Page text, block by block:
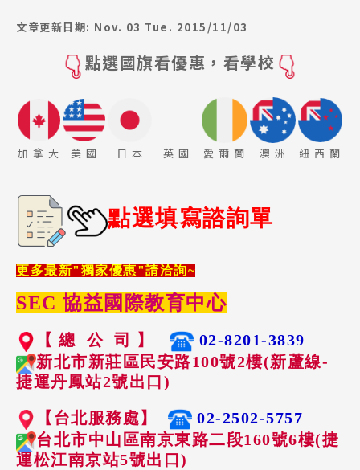
文章更新日期: Nov. 03 Tue. 2015/11/03
點選國旗看優惠，看學校
加 拿 大 美 國 日 本 英 國 愛 爾 蘭 澳 洲 紐 西 蘭
點選填寫諮詢單
更多最新"獨家優惠"請洽詢~
SEC 協益國際教育中心
【 總 公 司 】
02-8201-3839
新北市新莊區民安路100號2樓(新蘆線-
捷運丹鳳站2號出口)
【台北服務處】
02-2502-5757
台北市中山區南京東路二段160號6樓(捷
運松江南京站5號出口)